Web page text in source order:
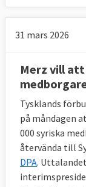
lyckades
för att
1. Vilka
och hur
ländernas
beslutar
31 mars 2026
Merz vill
Tysklands
på måndagen
000 syriska
återvända till
DPA.